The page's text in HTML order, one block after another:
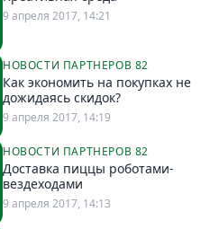
9 апреля 2017, 14:21
НОВОСТИ ПАРТНЕРОВ 82
Как экономить на покупках не
дожидаясь скидок?
9 апреля 2017, 14:19
НОВОСТИ ПАРТНЕРОВ 82
Доставка пиццы роботами-
вездеходами
9 апреля 2017, 14:13